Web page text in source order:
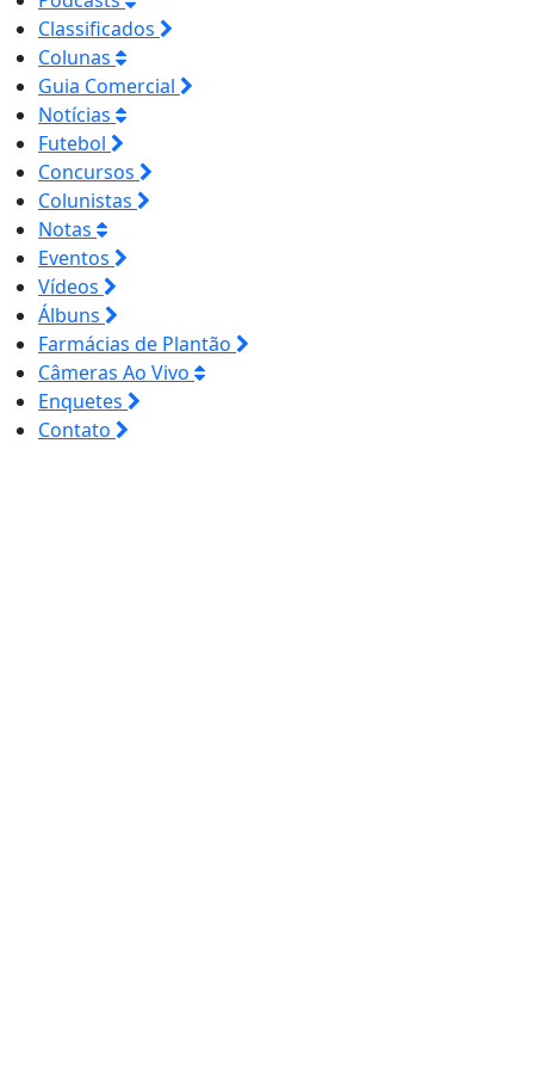
Classificados
Colunas
Guia Comercial
Notícias
Futebol
Concursos
Colunistas
Notas
Eventos
Vídeos
Álbuns
Farmácias de Plantão
Câmeras Ao Vivo
Enquetes
Contato